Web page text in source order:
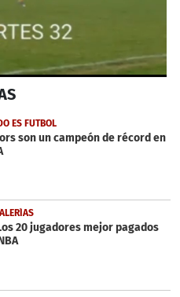
ES FUTBOL
son un campeón de récord en
20 jugadores mejor pagados